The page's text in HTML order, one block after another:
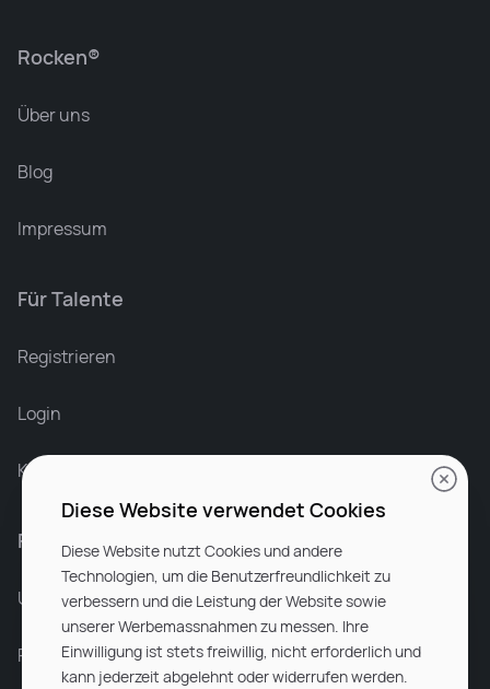
Rocken®
Über uns
Blog
Impressum
Für Talente
Registrieren
Login
Karriere bei Rocken
Für Unternehmen
Unsere Dienstleistungen
Partnerunternehmen
Diese Website verwendet Cookies
Diese Website nutzt Cookies und andere
Technologien, um die Benutzerfreundlichkeit zu
verbessern und die Leistung der Website sowie
unserer Werbemassnahmen zu messen. Ihre
Einwilligung ist stets freiwillig, nicht erforderlich und
kann jederzeit abgelehnt oder widerrufen werden.